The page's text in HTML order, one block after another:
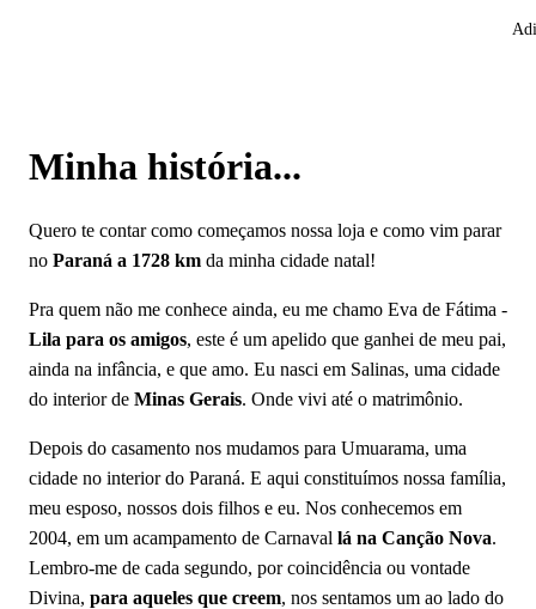
Minha história...
Quero te contar como começamos nossa loja e como vim parar
no Paraná a 1728 km da minha cidade natal!
Pra quem não me conhece ainda, eu me chamo Eva de Fátima -
Lila para os amigos, este é um apelido que ganhei de meu pai,
ainda na infância, e que amo. Eu nasci em Salinas, uma cidade
do interior de Minas Gerais. Onde vivi até o matrimônio.
Depois do casamento nos mudamos para Umuarama, uma
cidade no interior do Paraná. E aqui constituímos nossa família,
meu esposo, nossos dois filhos e eu. Nos conhecemos em
2004, em um acampamento de Carnaval lá na Canção Nova.
Lembro-me de cada segundo, por coincidência ou vontade
Divina, para aqueles que creem, nos sentamos um ao lado do